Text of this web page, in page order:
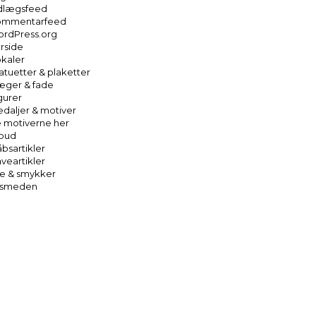
& plaketter
& fade
& motiver
motiverne her
& smykker